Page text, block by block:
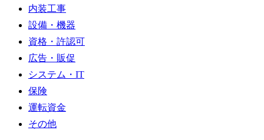
内装工事
設備・機器
資格・許認可
広告・販促
システム・IT
保険
運転資金
その他